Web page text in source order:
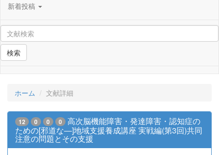
新着投稿
検索
ホーム 文献詳細
12 0 0 0
高次脳機能障害・発達障害・認知症の
ための[邪道な―]地域支援養成講座 実戦編(第3回)共同
注意の問題とその支援